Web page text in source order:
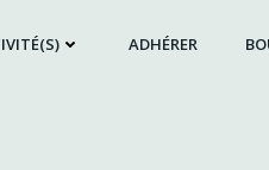
ADHÉRER